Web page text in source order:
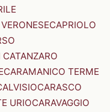
CAPRIOLO
CATANZARO
CARAMANICO TERME
CARASCO
URIOCARAVAGGIO